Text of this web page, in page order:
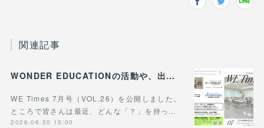
関連記事
WONDER EDUCATIONの活動や、出張講座・講演のご案内をまとめた 『WE Times #26』を公開しました！
WE Times 7月号（VOL.26）を公開しました。
ところで皆さんは最近、どんな「？」を持っ…
2026.06.30 15:00